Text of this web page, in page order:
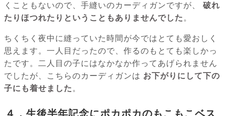
くこともないので、手縫いのカーディガンですが、
破れ
たりほつれたりということもありませんでした 。
ちくちく夜中に縫っていた時間が今ではとても愛おしく
思えます。一人目だったので、作るのもとても楽しかっ
たです。二人目の子にはなかなか作ってあげられません
でしたが、こちらのカーディガンは お下がりにして下の
子にも着せました 。
４．生後半年記念にポカポカのもこもこベス